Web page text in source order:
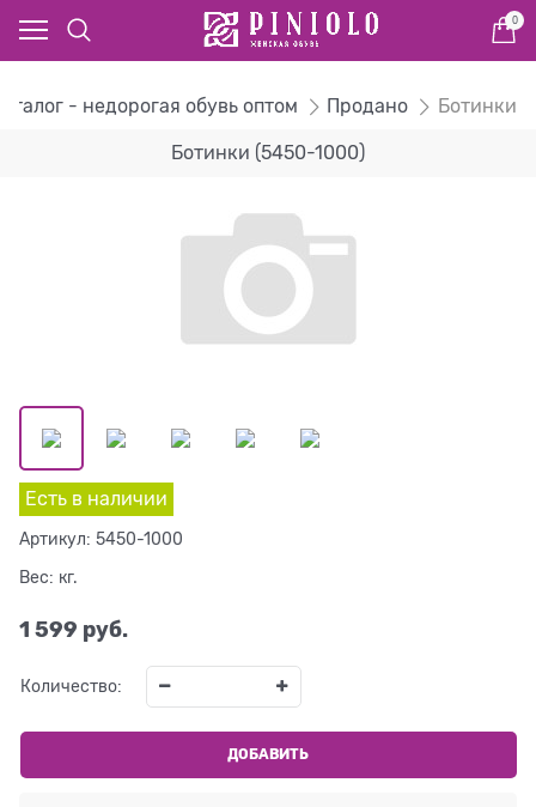
0
- недорогая обувь оптом Продано Ботинки
Ботинки (5450-1000)
Есть в наличии
Артикул: 5450-1000
Вес: кг.
1 599 руб.
Количество:
ДОБАВИТЬ